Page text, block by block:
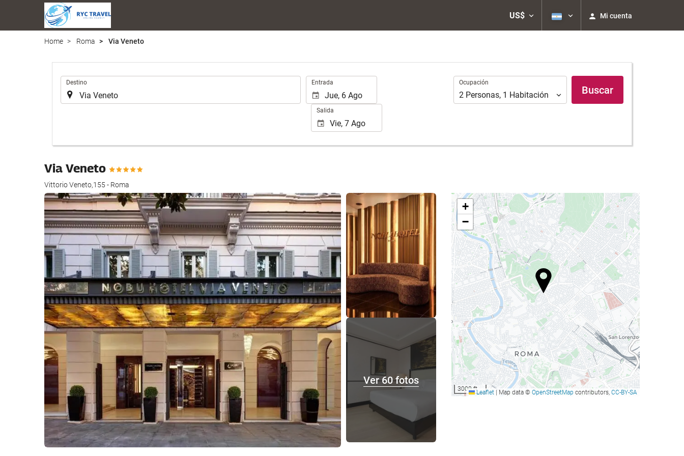
US$ Mi cuenta
Home Roma Via Veneto
Destino Entrada
Salida
Ocupación
Ocupación
2 Personas, 1 Habitación Buscar
Via Veneto
Vittorio Veneto,155 - Roma
Ver 60 fotos
Ver 60 fotos
+
−
3000 ftLeaflet Map data © OpenStreetMap contributors, CC-BY-SA